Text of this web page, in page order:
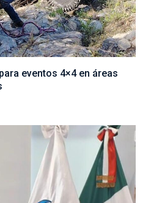
eventos 4×4 en áreas